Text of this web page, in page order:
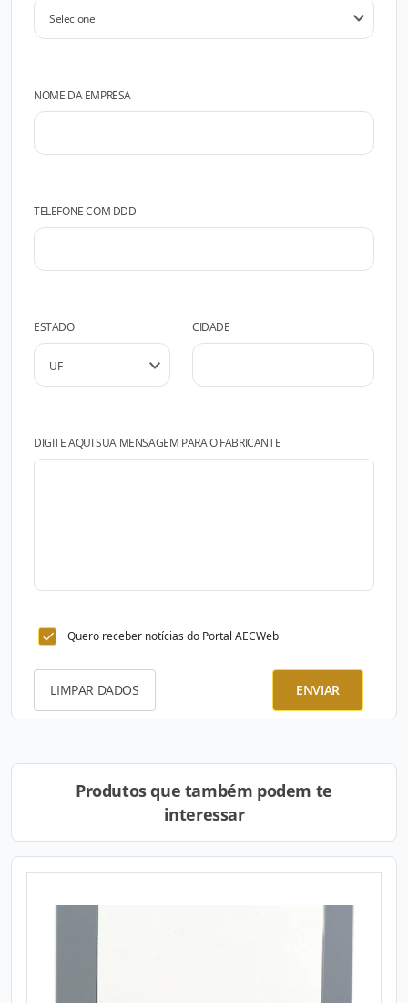
NOME DA EMPRESA
TELEFONE COM DDD
ESTADO CIDADE
DIGITE AQUI SUA MENSAGEM PARA O FABRICANTE
Quero receber notícias do Portal AECWeb
LIMPAR DADOS ENVIAR
Produtos que também podem te
interessar